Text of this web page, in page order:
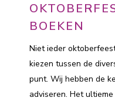
BOEKEN
Niet ieder
kiezen tussen de
punt. Wij hebben de
adviseren. Het